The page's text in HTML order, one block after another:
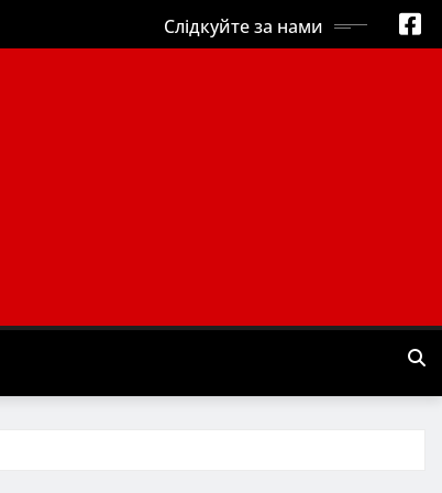
Слідкуйте за нами